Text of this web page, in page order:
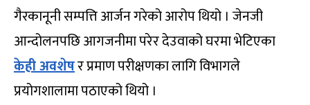
गैरकानूनी सम्पत्ति आर्जन गरेको आरोप थियो । जेनजी
आन्दोलनपछि आगजनीमा परेर देउवाको घरमा भेटिएका
केही अवशेषर प्रमाण परीक्षणका लागि विभागले
प्रयोगशालामा पठाएको थियो ।